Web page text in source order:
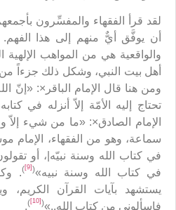
لقد قرأ الفقهاء والمفسِّرون
أن يوفَّق أيٌّ منهم إلى هذا
والواقعية هي من المواهب الإلهية
أهل بيت النبي، وشكل ذلك جزءاً
ومن هنا قال الإمام الباقر×: «إنّ
تحتاج إليه الأمّة إلاّ أنزله في
الإمام الصادق×: «ما من شيء إلاّ
سماعة، وهو من الفقهاء،
في كتاب الله وسنة نبيّه|، أو
في كتاب الله وسنة نبيه»(
[9]
)
.
يستشهد بآيات القرآن الكريم،
فاسألوني من كتاب الله..»(
[10]
)
.